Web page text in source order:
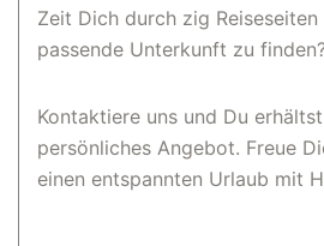
Zeit Dich durch zig
passende Unterkunft zu
Kontaktiere uns und Du
persönliches Angebot. Freue
einen entspannten Urlaub mit